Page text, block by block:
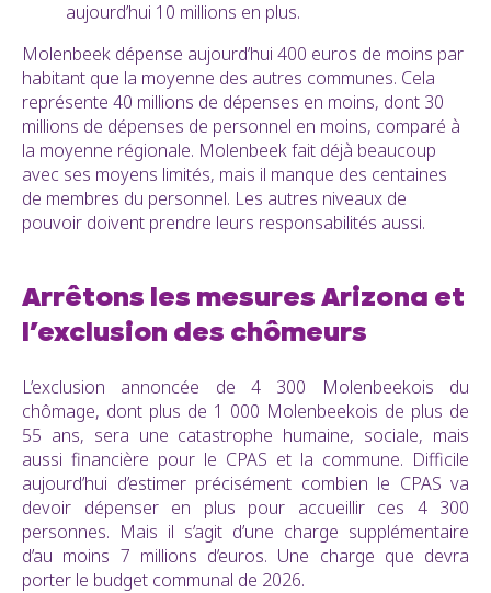
aujourd’hui 10 millions en plus.
Molenbeek dépense aujourd’hui 400 euros de moins par
habitant que la moyenne des autres communes. Cela
représente 40 millions de dépenses en moins, dont 30
millions de dépenses de personnel en moins, comparé à
la moyenne régionale. Molenbeek fait déjà beaucoup
avec ses moyens limités, mais il manque des centaines
de membres du personnel. Les autres niveaux de
pouvoir doivent prendre leurs responsabilités aussi.
Arrêtons les mesures Arizona et
l’exclusion des chômeurs
L’exclusion annoncée de 4 300 Molenbeekois du
chômage, dont plus de 1 000 Molenbeekois de plus de
55 ans, sera une catastrophe humaine, sociale, mais
aussi financière pour le CPAS et la commune. Difficile
aujourd’hui d’estimer précisément combien le CPAS va
devoir dépenser en plus pour accueillir ces 4 300
personnes. Mais il s’agit d’une charge supplémentaire
d’au moins 7 millions d’euros. Une charge que devra
porter le budget communal de 2026.